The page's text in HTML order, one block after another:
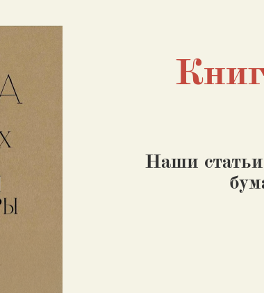
Наши